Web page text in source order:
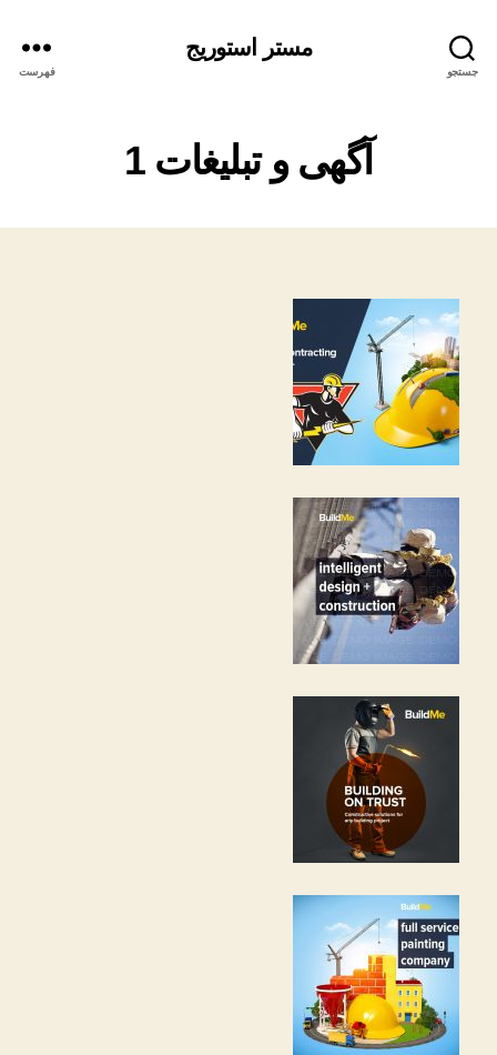
جستجو
مستر استوریج
فهرست
آگهی و تبلیغات 1